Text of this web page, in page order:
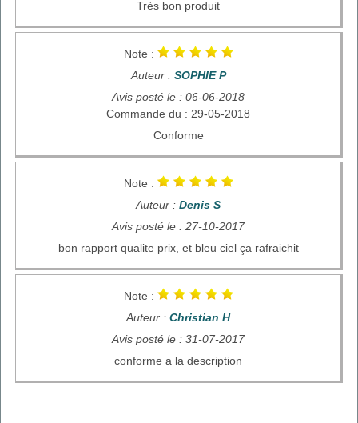
Très bon produit
Note :
Auteur : SOPHIE P
Avis posté le : 06-06-2018
Commande du : 29-05-2018
Conforme
Note :
Auteur : Denis S
Avis posté le : 27-10-2017
bon rapport qualite prix, et bleu ciel ça rafraichit
Note :
Auteur : Christian H
Avis posté le : 31-07-2017
conforme a la description